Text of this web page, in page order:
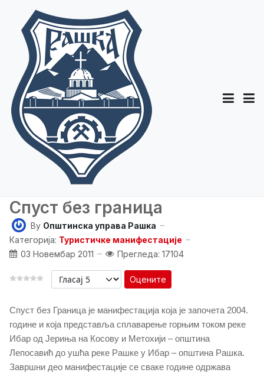
Спуст без граница
By Општинска управа Рашка
Категорија: Туристичке манифестације
03 Новембар 2011
Прегледа: 17104
Оцените
Спуст без Граница је манифестација која је започета 2004.
године и која представља сплаварење горњим током реке
Ибар од Јериња на Косову и Метохији – општина
Лепосавић до ушћа реке Рашке у Ибар – општина Рашка.
Завршни део манифестације се сваке године одржава